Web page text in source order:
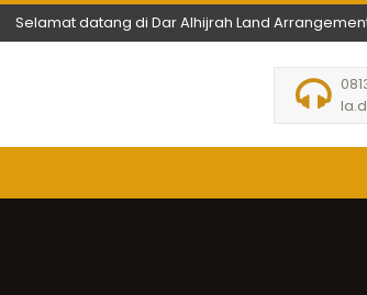
Selamat datang di Dar Alhijrah Land